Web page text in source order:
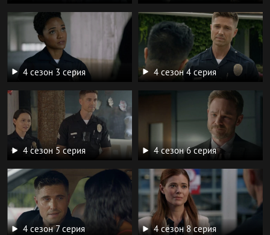
4 сезон 3 серия 4 сезон 4 серия
4 сезон 5 серия 4 сезон 6 серия
4 сезон 7 серия 4 сезон 8 серия